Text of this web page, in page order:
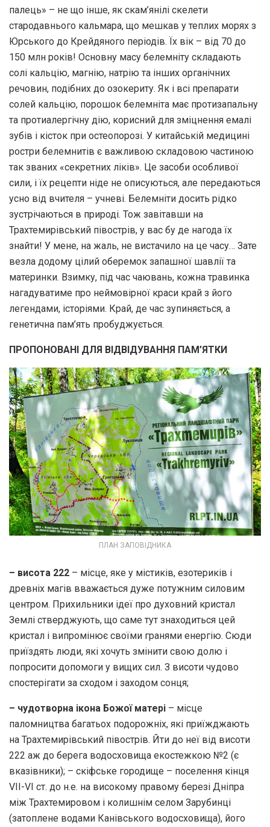
палець» – не що інше, як скам’янілі скелети
стародавнього кальмара, що мешкав у теплих морях з
Юрського до Крейдяного періодів. Їх вік – від 70 до
150 млн років! Основну масу белемніту складають
солі кальцію, магнію, натрію та інших органічних
речовин, подібних до озокериту. Як і всі препара­ти
солей кальцію, порошок белемніта має протизапальну
та протиалергічну дію, корисний для зміцнення емалі
зубів і кісток при остеопорозі. У китайській медицині
ростри белемнитів є важливою складовою частиною
так званих «секретних ліків». Це засоби особливої
сили, і їх рецепти ніде не описуються, але передаються
усно від вчителя – учневі. Белемніти досить рідко
зустрічаються в природі. Тож завітавши на
Трахтемирівський півострів, у вас бу­ де нагода їх
знайти! У мене, на жаль, не вистачило на це часу… Зате
везла додому цілий оберемок запашної шавлії та
материнки. Взимку, під час чаювань, кожна травинка
нагадуватиме про неймовірної краси край з його
легендами, історіями. Край, де час зупиняється, а
генетична пам’ять пробуджується.
ПРОПОНОВАНІ ДЛЯ ВІДВІДУВАННЯ ПАМ’ЯТКИ
ПЛАН ЗАПОВІДНИКА
– висота 222 – місце, яке у містиків, езотериків і
древніх магів вважається дуже потужним силовим
центром. Прихильники ідеї про духовний кристал
Землі стверджують, що саме тут знаходиться цей
кристал і випромінює своїми гранями енергію. Сюди
приїздять люди, які хочуть змінити свою долю і
попросити допомоги у вищих сил. З висоти чудово
спостерігати за сходом і заходом сонця;
– чудотворна ікона Божої матері – місце
паломництва багатьох подорожніх, які приїжджають
на Трахтемирівський півострів. Йти до неї від висоти
222 аж до берега водосховища екостежкою №2 (є
вказівники); – скіфське городище – поселен­ня кінця
VII-VI ст. до н.е. на високому правому березі Дніпра
між Трахтемировом і колишнім селом Зарубинці
(затоплене водами Канівського водосховища), його